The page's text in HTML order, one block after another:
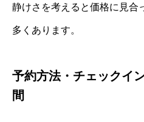
静けさを考えると価格に見合
多くあります。
予約方法・チェックイ
間